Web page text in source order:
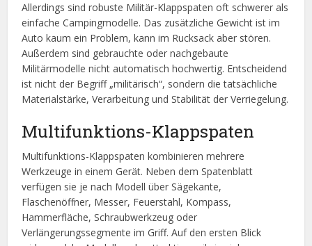
Allerdings sind robuste Militär-Klappspaten oft schwerer als
einfache Campingmodelle. Das zusätzliche Gewicht ist im
Auto kaum ein Problem, kann im Rucksack aber stören.
Außerdem sind gebrauchte oder nachgebaute
Militärmodelle nicht automatisch hochwertig. Entscheidend
ist nicht der Begriff „militärisch“, sondern die tatsächliche
Materialstärke, Verarbeitung und Stabilität der Verriegelung.
Multifunktions-Klappspaten
Multifunktions-Klappspaten kombinieren mehrere
Werkzeuge in einem Gerät. Neben dem Spatenblatt
verfügen sie je nach Modell über Sägekante,
Flaschenöffner, Messer, Feuerstahl, Kompass,
Hammerfläche, Schraubwerkzeug oder
Verlängerungssegmente im Griff. Auf den ersten Blick